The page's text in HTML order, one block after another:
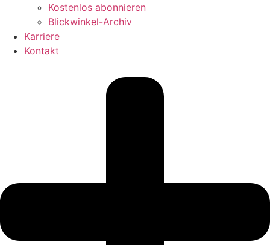
Kostenlos abonnieren
Blickwinkel-Archiv
Karriere
Kontakt